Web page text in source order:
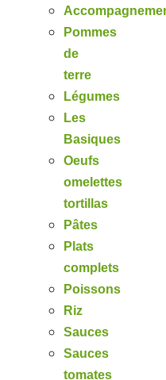
Pommes
de
terre
Légumes
Les
Basiques
Oeufs
omelettes
tortillas
Pâtes
Plats
complets
Poissons
Riz
Sauces
Sauces
tomates